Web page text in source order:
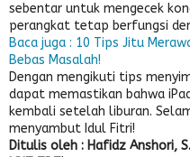
sebentar untuk mengecek
perangkat tetap berfungsi
Baca juga : 10 Tips Jitu
Bebas Masalah!
Dengan mengikuti tips
dapat memastikan bahwa
kembali setelah liburan.
menyambut Idul Fitri!
Ditulis oleh : Hafidz Anshori,